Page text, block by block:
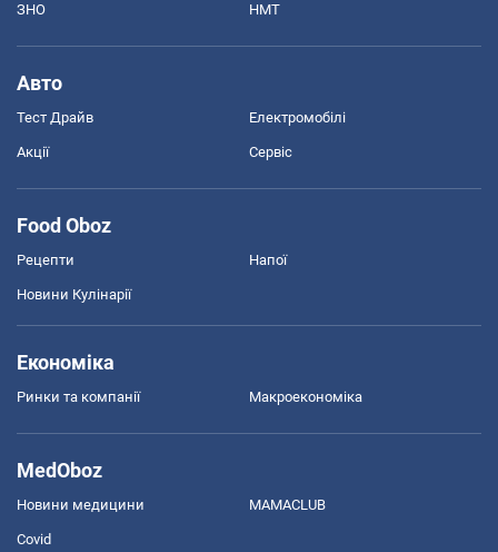
ЗНО НМТ
Авто
Тест Драйв Електромобілі
Акції Сервіс
Food Oboz
Рецепти Напої
Новини Кулінарії
Економіка
Ринки та компанії Макроекономіка
MedOboz
Новини медицини MAMACLUB
Covid